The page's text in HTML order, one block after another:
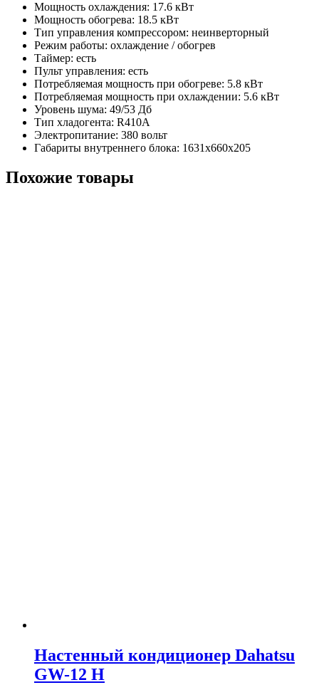
Мощность охлаждения: 17.6 кВт
Мощность обогрева: 18.5 кВт
Тип управления компрессором: неинверторный
Режим работы: охлаждение / обогрев
Таймер: есть
Пульт управления: есть
Потребляемая мощность при обогреве: 5.8 кВт
Потребляемая мощность при охлаждении: 5.6 кВт
Уровень шума: 49/53 Дб
Тип хладогента: R410A
Электропитание: 380 вольт
Габариты внутреннего блока: 1631х660х205
Похожие товары
Настенный кондиционер Dahatsu
GW-12 H